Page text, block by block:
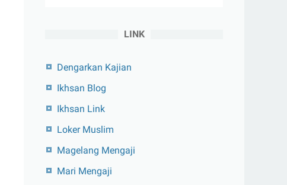
LINK
Dengarkan Kajian
Ikhsan Blog
Ikhsan Link
Loker Muslim
Magelang Mengaji
Mari Mengaji